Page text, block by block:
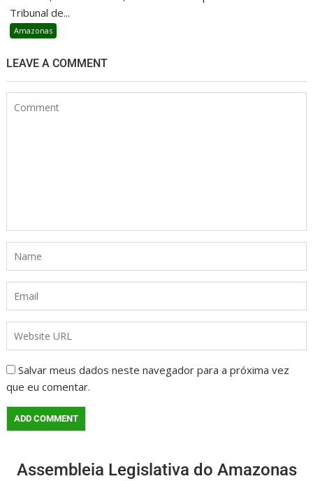
Tribunal de...
Amazonas
LEAVE A COMMENT
Salvar meus dados neste navegador para a próxima vez
que eu comentar.
Assembleia Legislativa do Amazonas